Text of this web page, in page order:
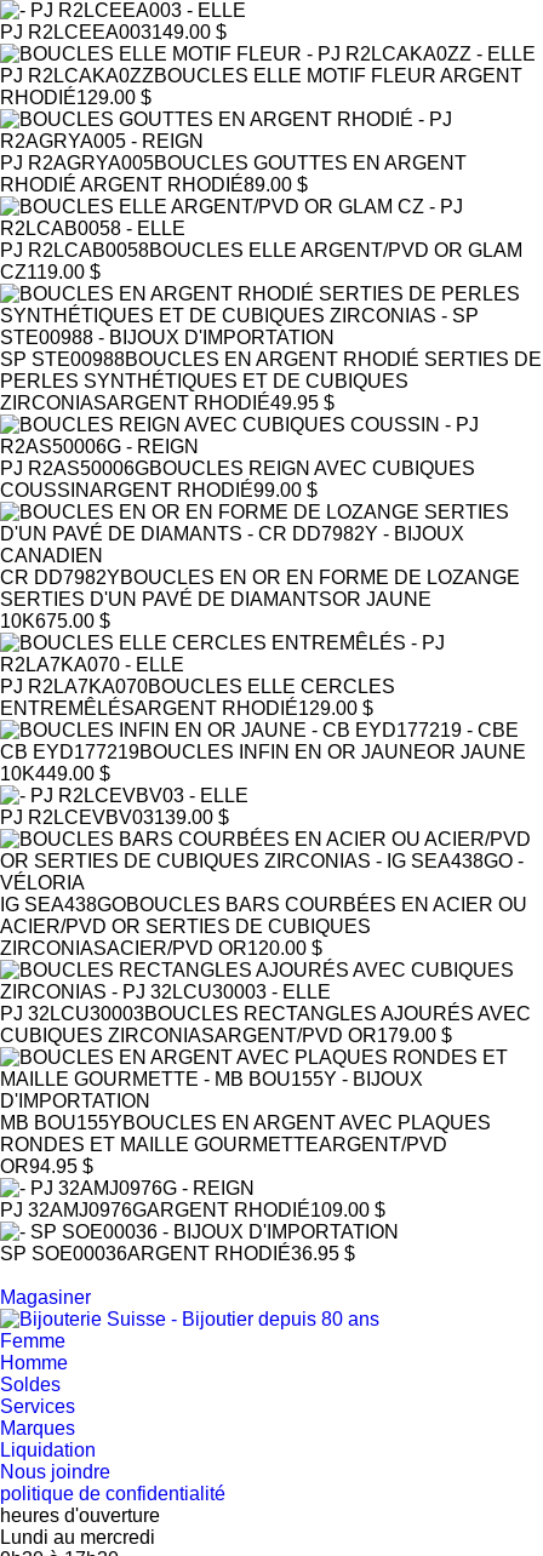
PJ R2LCEEA003149.00 $
PJ R2LCAKA0ZZBOUCLES ELLE MOTIF FLEUR ARGENT
RHODIÉ129.00 $
PJ R2AGRYA005BOUCLES GOUTTES EN ARGENT
RHODIÉ ARGENT RHODIÉ89.00 $
PJ R2LCAB0058BOUCLES ELLE ARGENT/PVD OR GLAM
CZ119.00 $
SP STE00988BOUCLES EN ARGENT RHODIÉ SERTIES DE
PERLES SYNTHÉTIQUES ET DE CUBIQUES
ZIRCONIASARGENT RHODIÉ49.95 $
PJ R2AS50006GBOUCLES REIGN AVEC CUBIQUES
COUSSINARGENT RHODIÉ99.00 $
CR DD7982YBOUCLES EN OR EN FORME DE LOZANGE
SERTIES D'UN PAVÉ DE DIAMANTSOR JAUNE
10K675.00 $
PJ R2LA7KA070BOUCLES ELLE CERCLES
ENTREMÊLÉSARGENT RHODIÉ129.00 $
CB EYD177219BOUCLES INFIN EN OR JAUNEOR JAUNE
10K449.00 $
PJ R2LCEVBV03139.00 $
IG SEA438GOBOUCLES BARS COURBÉES EN ACIER OU
ACIER/PVD OR SERTIES DE CUBIQUES
ZIRCONIASACIER/PVD OR120.00 $
PJ 32LCU30003BOUCLES RECTANGLES AJOURÉS AVEC
CUBIQUES ZIRCONIASARGENT/PVD OR179.00 $
MB BOU155YBOUCLES EN ARGENT AVEC PLAQUES
RONDES ET MAILLE GOURMETTEARGENT/PVD
OR94.95 $
PJ 32AMJ0976GARGENT RHODIÉ109.00 $
SP SOE00036ARGENT RHODIÉ36.95 $
Magasiner
Femme
Homme
Soldes
Services
Marques
Liquidation
Nous joindre
politique de confidentialité
heures d'ouverture
Lundi au mercredi